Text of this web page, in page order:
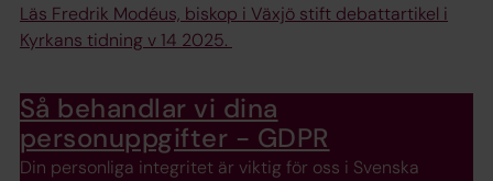
Läs Fredrik Modéus, biskop i Växjö stift debattartikel i
Kyrkans tidning v 14 2025.
Så behandlar vi dina
personuppgifter - GDPR
Din personliga integritet är viktig för oss i Svenska